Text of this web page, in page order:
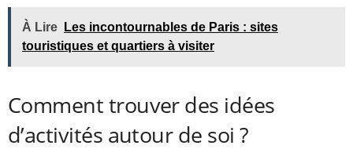
À Lire
Les incontournables de Paris : sites
touristiques et quartiers à visiter
Comment trouver des idées
d’activités autour de soi ?